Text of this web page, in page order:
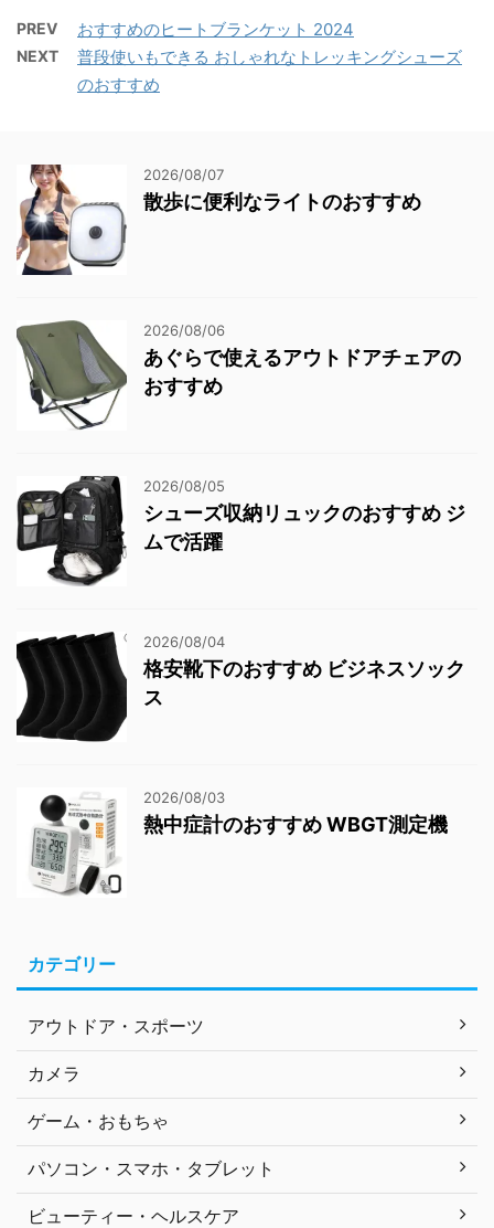
PREV おすすめのヒートブランケット 2024
NEXT
普段使いもできる おしゃれなトレッキングシューズ
のおすすめ
2026/08/07
散歩に便利なライトのおすすめ
2026/08/06
あぐらで使えるアウトドアチェアの
おすすめ
2026/08/05
シューズ収納リュックのおすすめ ジ
ムで活躍
2026/08/04
格安靴下のおすすめ ビジネスソック
ス
2026/08/03
熱中症計のおすすめ WBGT測定機
カテゴリー
アウトドア・スポーツ
カメラ
ゲーム・おもちゃ
パソコン・スマホ・タブレット
ビューティー・ヘルスケア